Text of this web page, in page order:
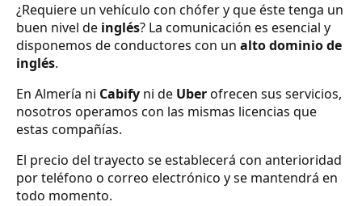
¿Requiere un vehículo con chófer y que éste tenga un
buen nivel de inglés? La comunicación es esencial y
disponemos de conductores con un alto dominio de
inglés.
En Almería ni Cabify ni de Uberofrecen sus servicios,
nosotros operamos con las mismas licencias que
estas compañías.
El precio del trayecto se establecerá con anterioridad
por teléfono o correo electrónico y se mantendrá en
todo momento.